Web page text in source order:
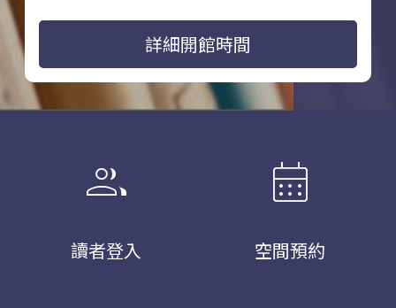
詳細開館時間
group
讀者登入
calendar_month
空間預約